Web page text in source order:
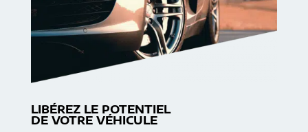
LIBÉREZ LE POTENTIEL
DE VOTRE VÉHICULE